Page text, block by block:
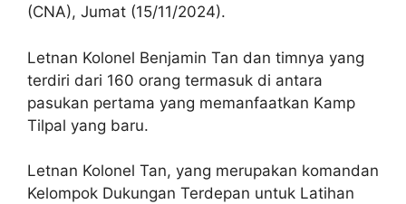
(CNA), Jumat (15/11/2024).
Letnan Kolonel Benjamin Tan dan timnya yang
terdiri dari 160 orang termasuk di antara
pasukan pertama yang memanfaatkan Kamp
Tilpal yang baru.
Letnan Kolonel Tan, yang merupakan komandan
Kelompok Dukungan Terdepan untuk Latihan